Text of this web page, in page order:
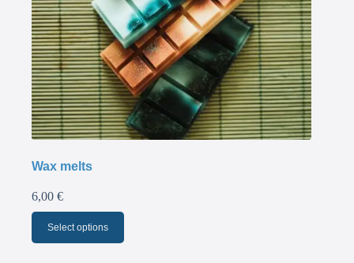
Wax melts
6,00 €
Select options